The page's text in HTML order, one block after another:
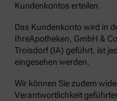
Kundenkontos erteilen.
Das Kundenkonto wird in
IhreApotheken, GmbH &
Troisdorf (IA) geführt, ist
eingesehen werden.
Wir können Sie zudem
Verantwortlichkeit